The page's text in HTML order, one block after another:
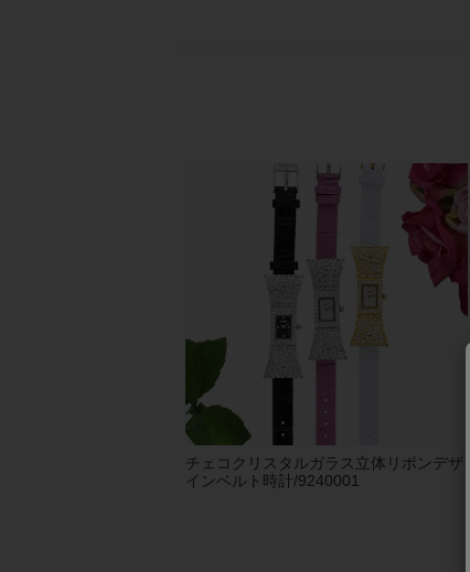
チェコクリスタルガラス立体リボンデザ
インベルト時計/9240001